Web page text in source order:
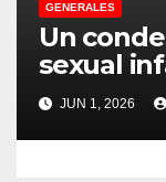
GENERALES
Un
sexual
Servicio
Rioja
JUN 1, 2026